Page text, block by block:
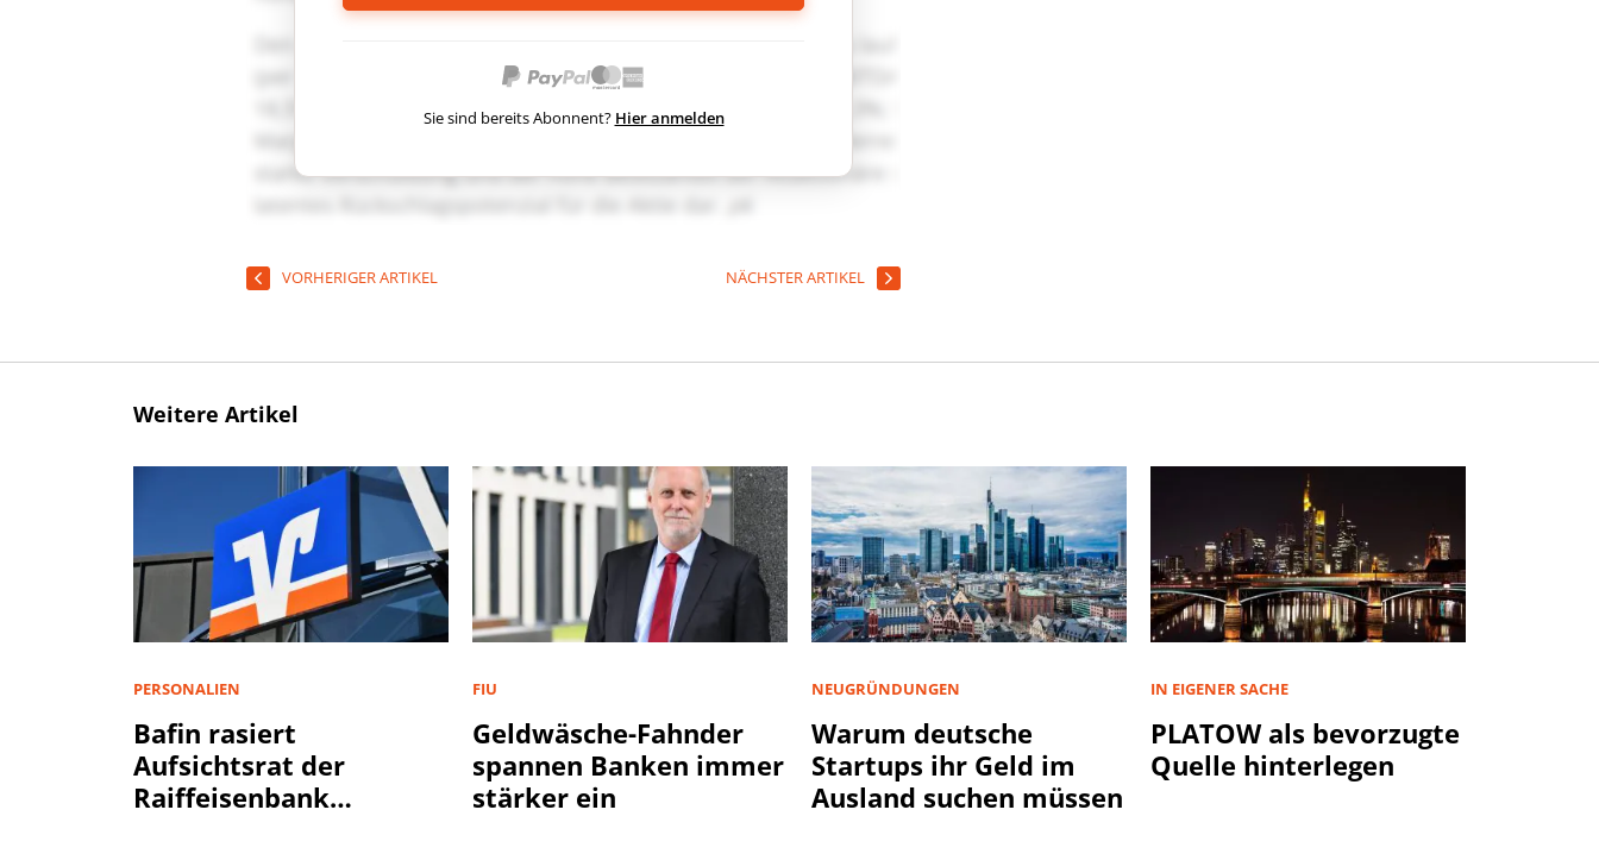
Sie sind bereits Abonnent? Hier anmelden
VORHERIGER ARTIKEL NÄCHSTER ARTIKEL
Weitere Artikel
PERSONALIEN
Bafin rasiert
Aufsichtsrat der
Raiffeisenbank
FIU
Geldwäsche-Fahnder
spannen Banken immer
stärker ein
NEUGRÜNDUNGEN
Warum deutsche
Startups ihr Geld im
Ausland suchen müssen
IN EIGENER SACHE
PLATOW als bevorzugte
Quelle hinterlegen